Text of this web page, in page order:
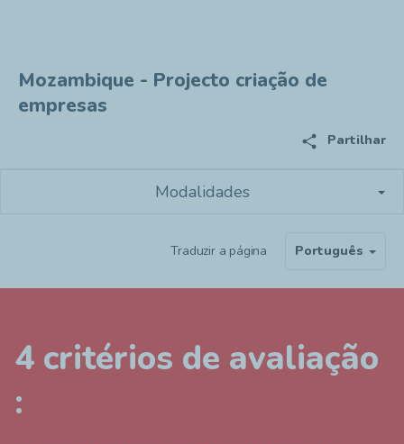
Mozambique - Projecto criação de
empresas
share Partilhar
Modalidades
Traduzir a página Português
4 critérios de avaliação
: